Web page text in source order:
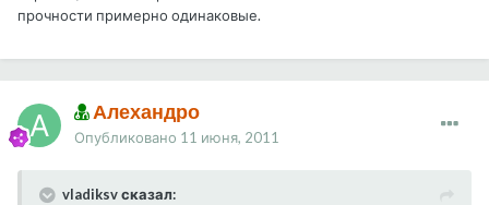
прочности примерно одинаковые.
Алехандро
Опубликовано 11 июня, 2011
vladiksv сказал: